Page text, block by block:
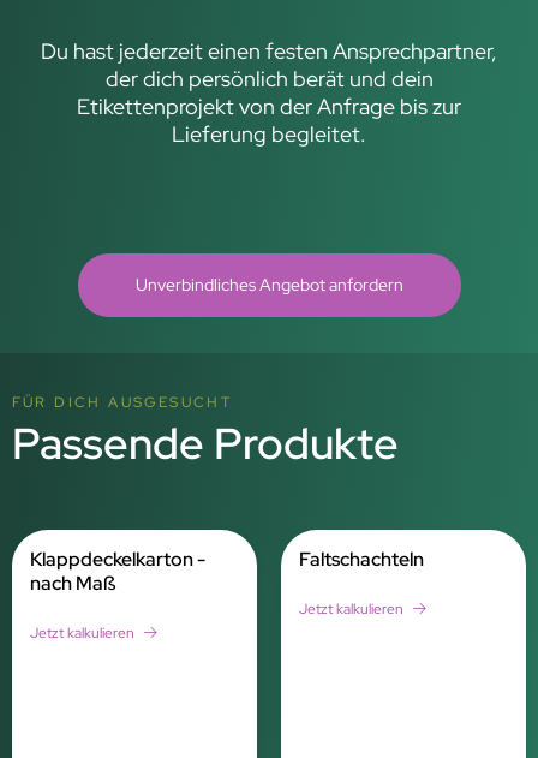
Du hast jederzeit einen festen Ansprechpartner,
der dich persönlich berät und dein
Etikettenprojekt von der Anfrage bis zur
Lieferung begleitet.
Unverbindliches Angebot anfordern
FÜR DICH AUSGESUCHT
Passende Produkte
Klappdeckelkarton -
nach Maß
Jetzt kalkulieren
Faltschachteln
Jetzt kalkulieren